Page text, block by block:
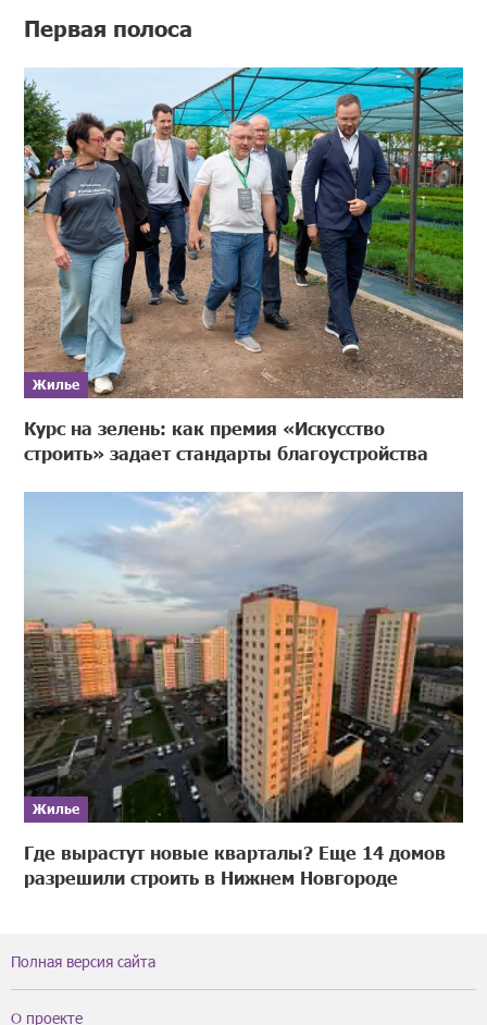
Первая полоса
Жилье
Курс на зелень: как премия «Искусство
строить» задает стандарты благоустройства
Жилье
Где вырастут новые кварталы? Еще 14 домов
разрешили строить в Нижнем Новгороде
Полная версия сайта
О проекте